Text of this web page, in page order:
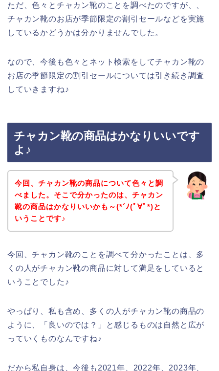
ただ、色々とチャカン靴のことを調べたのですが、、
チャカン靴のお店が季節限定の割引セールなどを実施
しているかどうかは分かりませんでした。
なので、今後も色々とネット検索をしてチャカン靴の
お店の季節限定の割引セールについては引き続き調査
していきますね♪
チャカン靴の商品はかなりいいです
よ♪
今回、チャカン靴の商品について色々と調
べました。そこで分かったのは、チャカン
靴の商品はかなりいいかも～(*´ﾉ(ﾟ∀ﾟ*)と
いうことです♪
今回、チャカン靴のことを調べて分かったことは、多
くの人がチャカン靴の商品に対して満足をしていると
いうことでした♪
やっぱり、私も含め、多くの人がチャカン靴の商品の
ように、「良いのでは？」と感じるものは自然と広が
っていくものなんですね♪
だから私自身は、今後も2021年、2022年、2023年、